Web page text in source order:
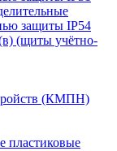
защиты IP54
(щиты учётно-
(КМПН)
пластиковые